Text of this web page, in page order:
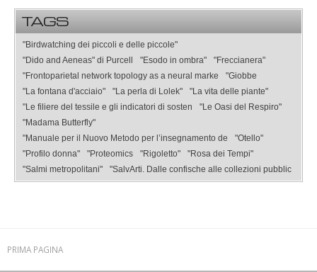
TAGS
"Birdwatching dei piccoli e delle piccole"
"Dido and Aeneas" di Purcell
"Esodo in ombra"
"Freccianera"
"Frontoparietal network topology as a neural marke
"Giobbe
"La fontana d'acciaio"
"La perla di Lolek"
"La vita delle piante"
"Le filiere del tessile e gli indicatori di sosten
"Le Oasi del Respiro"
"Madama Butterfly"
"Manuale per il Nuovo Metodo per l’insegnamento de
"Otello"
"Profilo donna"
"Proteomics "Rigoletto"
"Rosa dei Tempi"
"Salmi metropolitani"
"SalvArti. Dalle confische alle collezioni pubblic
PRIMA PAGINA